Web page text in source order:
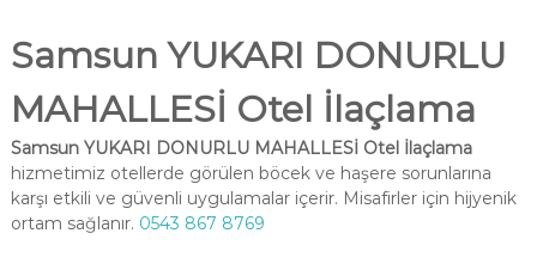
Samsun YUKARI DONURLU
MAHALLESİ Otel İlaçlama
Samsun YUKARI DONURLU MAHALLESİ Otel İlaçlama
hizmetimiz otellerde görülen böcek ve haşere sorunlarına
karşı etkili ve güvenli uygulamalar içerir. Misafirler için hijyenik
ortam sağlanır. 0543 867 8769